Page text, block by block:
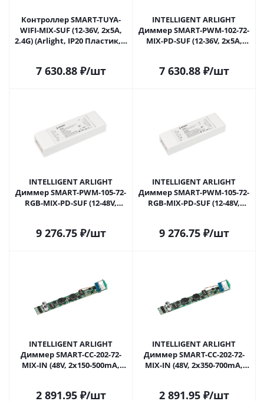
Контроллер SMART-TUYA-
WIFI-MIX-SUF (12-36V, 2x5A,
2.4G) (Arlight, IP20 Пластик, 5
7 630.88₽/шт
INTELLIGENT ARLIGHT
Диммер SMART-PWM-102-72-
MIX-PD-SUF (12-36V, 2x5A,
Самаре
7 630.88₽/шт
INTELLIGENT ARLIGHT
Диммер SMART-PWM-105-72-
RGB-MIX-PD-SUF (12-48V,
Самаре
9 276.75₽/шт
INTELLIGENT ARLIGHT
Диммер SMART-PWM-105-72-
RGB-MIX-PD-SUF (12-48V,
Самаре
9 276.75₽/шт
INTELLIGENT ARLIGHT
Диммер SMART-CC-202-72-
MIX-IN (48V, 2x150-500mA,
Самаре
2 891.95₽/шт
INTELLIGENT ARLIGHT
Диммер SMART-CC-202-72-
MIX-IN (48V, 2x350-700mA,
Самаре
2 891.95₽/шт